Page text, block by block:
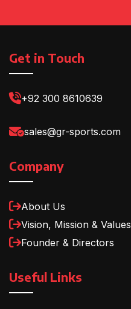
Get in Touch
+92 300 8610639
sales@gr-sports.com
Company
About Us
Vision, Mission & Values
Founder & Directors
Useful Links